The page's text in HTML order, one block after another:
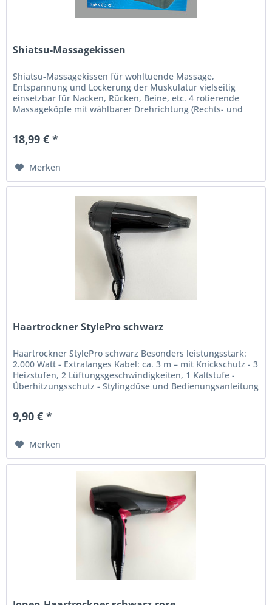
Shiatsu-Massagekissen
Shiatsu-Massagekissen für wohltuende Massage,
Entspannung und Lockerung der Muskulatur vielseitig
einsetzbar für Nacken, Rücken, Beine, etc. 4 rotierende
Massageköpfe mit wählbarer Drehrichtung (Rechts- und
18,99 € *
Merken
Haartrockner StylePro schwarz
Haartrockner StylePro schwarz Besonders leistungsstark:
2.000 Watt - Extralanges Kabel: ca. 3 m – mit Knickschutz - 3
Heizstufen, 2 Lüftungsgeschwindigkeiten, 1 Kaltstufe -
Überhitzungsschutz - Stylingdüse und Bedienungsanleitung
9,90 € *
Merken